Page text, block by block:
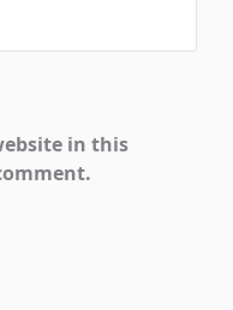
in this